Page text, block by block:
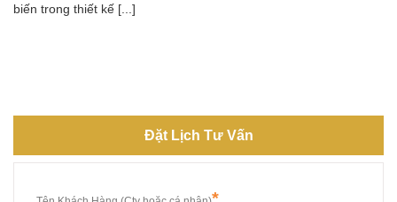
biến trong thiết kế [...]
Đặt Lịch Tư Vấn